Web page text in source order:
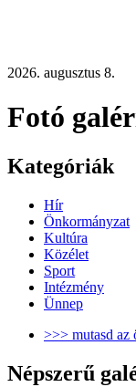
2026. augusztus 8.
Fotó
Kategóriák
Hír
Önkormányzat
Kultúra
Közélet
Sport
Intézmény
Ünnep
>>> mutasd az
Népszerű